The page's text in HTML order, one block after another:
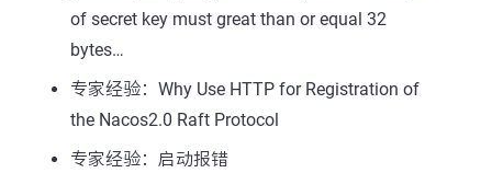
of secret key must great than or equal 32
bytes…
专家经验：Why Use HTTP for Registration of
the Nacos2.0 Raft Protocol
专家经验：启动报错